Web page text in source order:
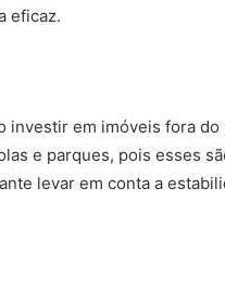
eficaz.
investir em imóveis fora do
e parques, pois esses
levar em conta a